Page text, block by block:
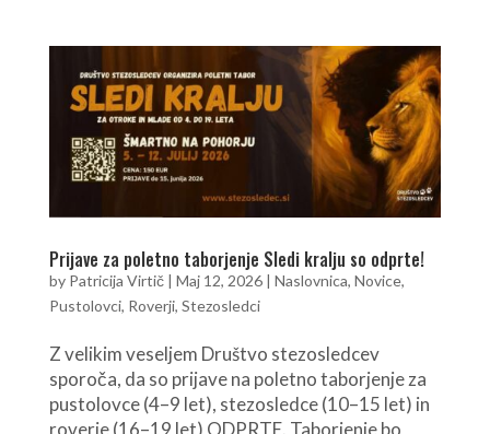
Prijave za poletno taborjenje Sledi kralju so odprte!
by Patricija Virtič| Maj 12, 2026| Naslovnica, Novice,
Pustolovci, Roverji, Stezosledci
Z velikim veseljem Društvo stezosledcev
sporoča, da so prijave na poletno taborjenje za
pustolovce (4–9 let), stezosledce (10–15 let) in
roverje (16–19 let) ODPRTE. Taborjenje bo